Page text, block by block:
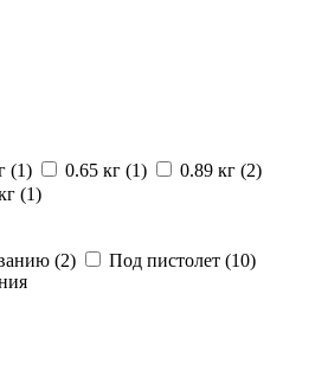
(1) 0.65 кг (1) 0.89 кг (2)
(1)
(2) Под пистолет (10)